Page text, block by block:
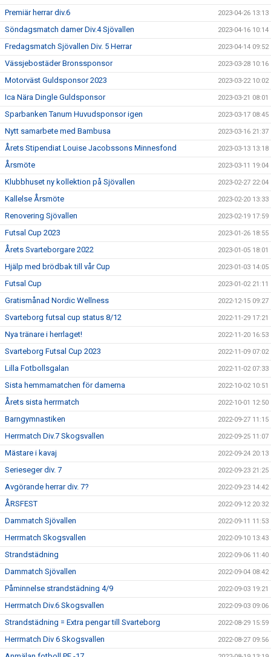
Premiär herrar div.6 2023-04-26 13:13
Söndagsmatch damer Div.4 Sjövallen 2023-04-16 10:14
Fredagsmatch Sjövallen Div. 5 Herrar 2023-04-14 09:52
Vässjebostäder Bronssponsor 2023-03-28 10:16
Motorväst Guldsponsor 2023 2023-03-22 10:02
Ica Nära Dingle Guldsponsor 2023-03-21 08:01
Sparbanken Tanum Huvudsponsor igen 2023-03-17 08:45
Nytt samarbete med Bambusa 2023-03-16 21:37
Årets Stipendiat Louise Jacobssons Minnesfond 2023-03-13 13:18
Årsmöte 2023-03-11 19:04
Klubbhuset ny kollektion på Sjövallen 2023-02-27 22:04
Kallelse Årsmöte 2023-02-20 13:33
Renovering Sjövallen 2023-02-19 17:59
Futsal Cup 2023 2023-01-26 18:55
Årets Svarteborgare 2022 2023-01-05 18:01
Hjälp med brödbak till vår Cup 2023-01-03 14:05
Futsal Cup 2023-01-02 21:11
Gratismånad Nordic Wellness 2022-12-15 09:27
Svarteborg futsal cup status 8/12 2022-11-29 17:21
Nya tränare i herrlaget! 2022-11-20 16:53
Svarteborg Futsal Cup 2023 2022-11-09 07:02
Lilla Fotbollsgalan 2022-11-02 07:33
Sista hemmamatchen för damerna 2022-10-02 10:51
Årets sista herrmatch 2022-10-01 12:50
Barngymnastiken 2022-09-27 11:15
Herrmatch Div.7 Skogsvallen 2022-09-25 11:07
Mästare i kavaj 2022-09-24 20:13
Serieseger div. 7 2022-09-23 21:25
Avgörande herrar div. 7? 2022-09-23 14:42
ÅRSFEST 2022-09-12 20:32
Dammatch Sjövallen 2022-09-11 11:53
Herrmatch Skogsvallen 2022-09-10 13:43
Strandstädning 2022-09-06 11:40
Dammatch Sjövallen 2022-09-04 08:42
Påminnelse strandstädning 4/9 2022-09-03 19:21
Herrmatch Div.6 Skogsvallen 2022-09-03 09:06
Strandstädning = Extra pengar till Svarteborg 2022-08-29 15:59
Herrmatch Div 6 Skogsvallen 2022-08-27 09:56